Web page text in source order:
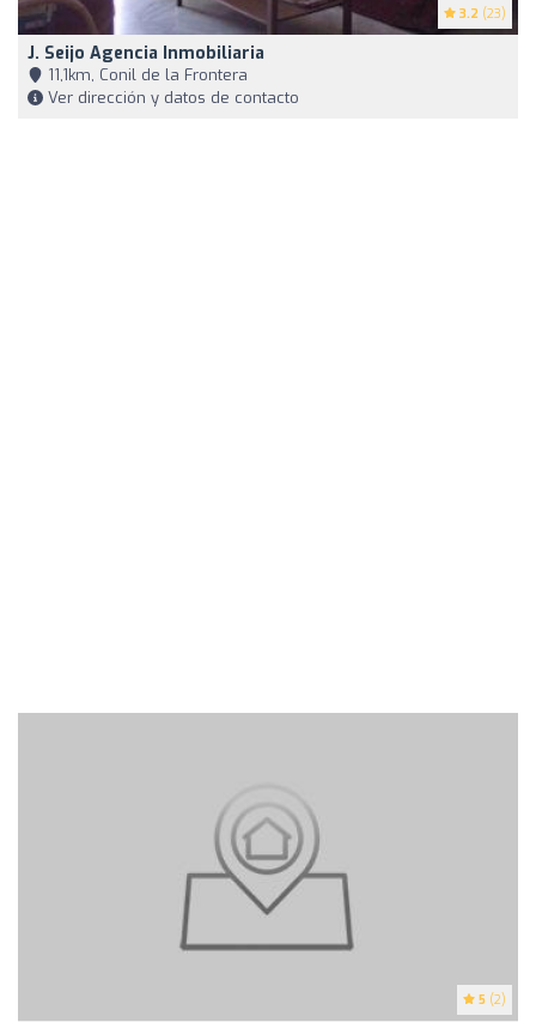
3.2 (23)
J. Seijo Agencia Inmobiliaria
11,1km, Conil de la Frontera
Ver dirección y datos de contacto
5 (2)